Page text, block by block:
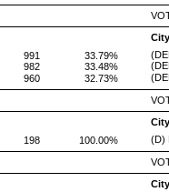
991 33.79%
982 33.48%
960 32.73%
198 100.00% (D)